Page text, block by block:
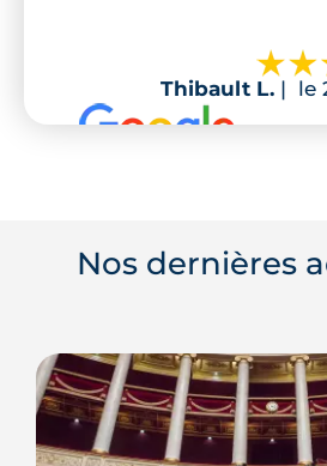
Thibault L. | le
Nos dernières